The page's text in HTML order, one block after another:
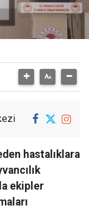
hastalıklara
ekipler